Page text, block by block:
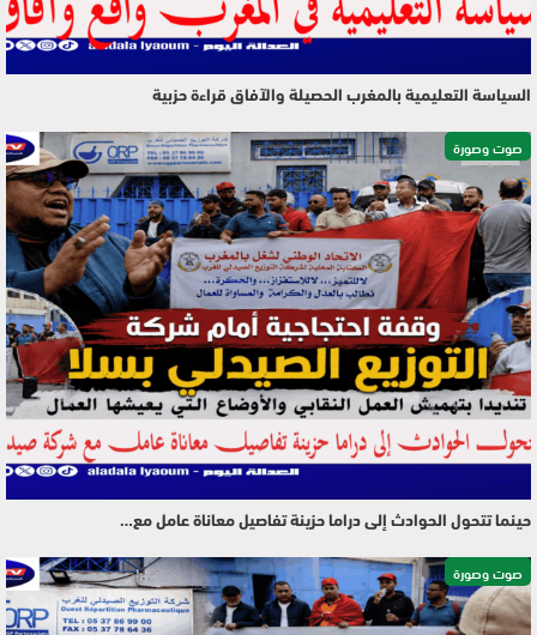
السياسة التعليمية بالمغرب الحصيلة والآفاق قراءة حزبية
صوت وصورة
حينما تتحول الحوادث إلى دراما حزينة تفاصيل معاناة عامل مع…
صوت وصورة